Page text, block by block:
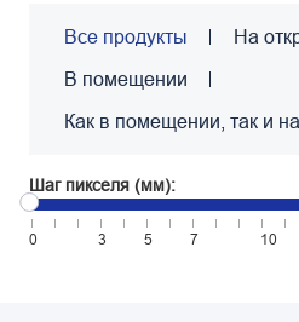
Все продукты На
В помещении
Как в помещении, так и
Шаг пикселя (мм):
0 3 5 7 10